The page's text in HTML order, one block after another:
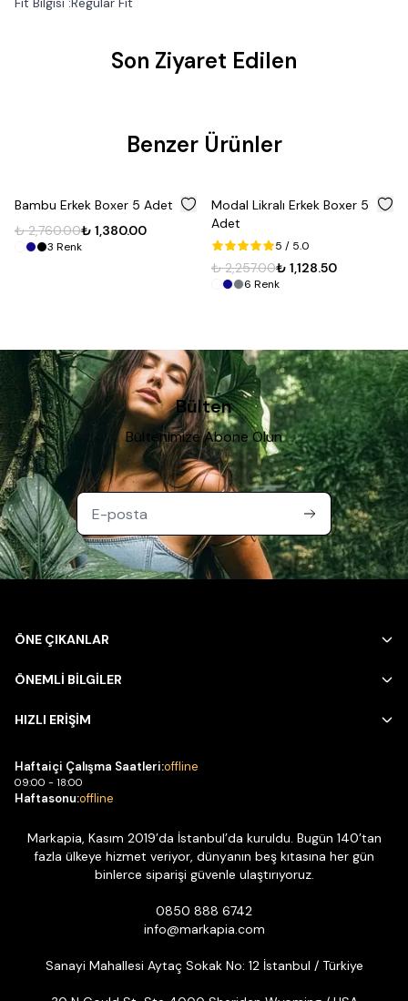
Son Ziyaret Edilen
Benzer Ürünler
% 50
Bambu Erkek Boxer 5 Adet
₺ 2,760.00₺ 1,380.00
3 Renk
50
Modal Likralı Erkek Boxer 5
Adet
5 / 5.0
₺ 2,257.00₺ 1,128.50
6 Renk
Bülten
Bültenimize Abone Olun
ÖNE ÇIKANLAR
ÖNEMLİ BİLGİLER
HIZLI ERİŞİM
Haftaiçi Çalışma Saatleri:offline
09:00 - 18:00
Haftasonu:offline
Markapia, Kasım 2019’da İstanbul’da kuruldu. Bugün 140’tan
fazla ülkeye hizmet veriyor, dünyanın beş kıtasına her gün
binlerce siparişi güvenle ulaştırıyoruz.
0850 888 6742
info@markapia.com
Sanayi Mahallesi Aytaç Sokak No: 12 İstanbul / Türkiye